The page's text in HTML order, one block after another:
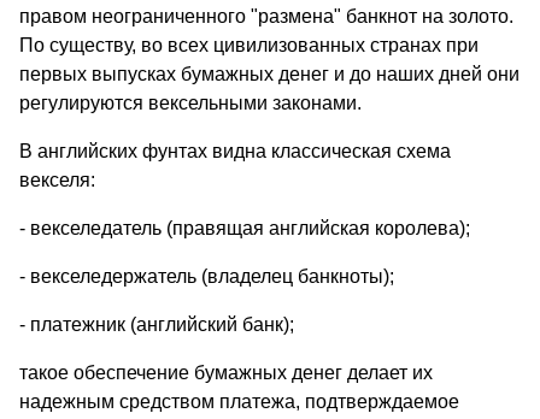
правом неограниченного "размена" банкнот на золото.
По существу, во всех цивилизованных странах при
первых выпусках бумажных денег и до наших дней они
регулируются вексельными законами.
В английских фунтах видна классическая схема
векселя:
- векселедатель (правящая английская королева);
- векселедержатель (владелец банкноты);
- платежник (английский банк);
такое обеспечение бумажных денег делает их
надежным средством платежа, подтверждаемое